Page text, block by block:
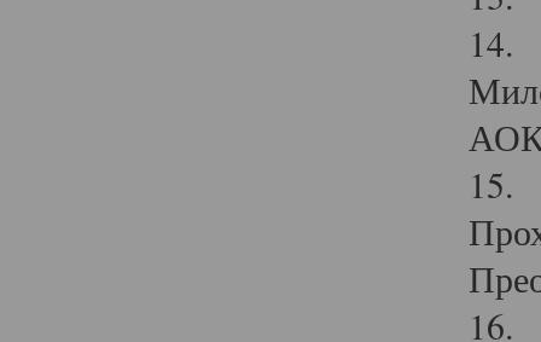
14.
15.
16.